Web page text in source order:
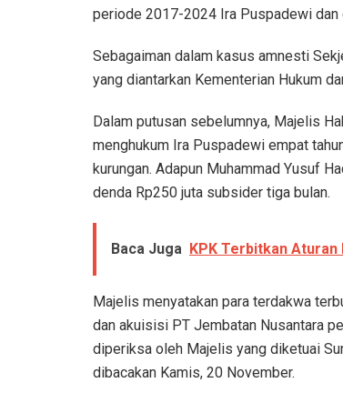
periode 2017-2024 Ira Puspadewi dan
Sebagaiman dalam kasus amnesti
yang diantarkan Kementerian Hukum
Dalam putusan sebelumnya, Majelis
menghukum Ira Puspadewi empat
kurungan. Adapun Muhammad Yusuf
denda Rp250 juta subsider tiga bulan.
Baca Juga KPK Terbitkan
Majelis menyatakan para terdakwa
dan akuisisi PT Jembatan Nusantara
diperiksa oleh Majelis yang diketuai
dibacakan Kamis, 20 November.